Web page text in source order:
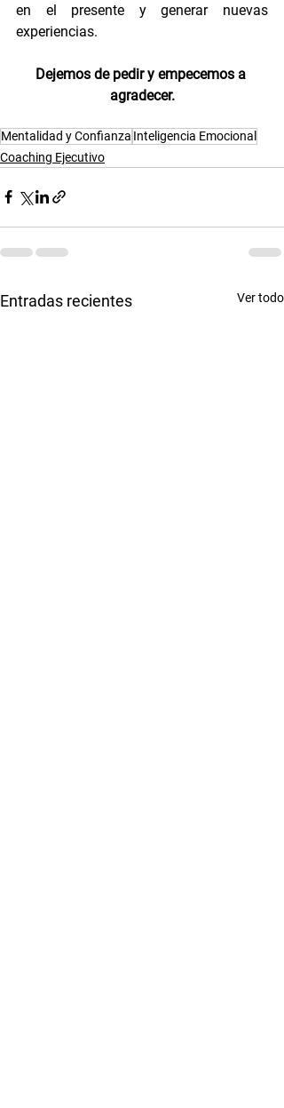
en el presente y generar nuevas
experiencias.
Dejemos de pedir y empecemos a
agradecer.
Mentalidad y Confianza Inteligencia Emocional
Coaching Ejecutivo
Entradas recientes Ver todo